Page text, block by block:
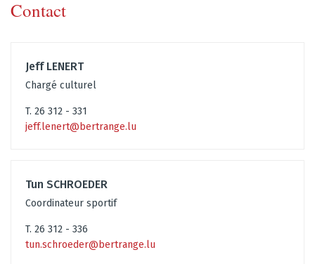
Contact
Jeff LENERT
Chargé culturel
T. 26 312 - 331
jeff.lenert@bertrange.lu
Tun SCHROEDER
Coordinateur sportif
T. 26 312 - 336
tun.schroeder@bertrange.lu